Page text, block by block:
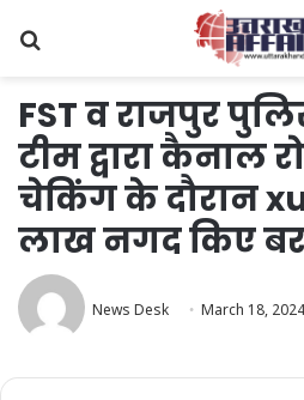
FST व राजपुर
टीम द्वारा कैनाल
चेकिंग के दौरान
लाख नगद किए
News Desk March 18, 2024